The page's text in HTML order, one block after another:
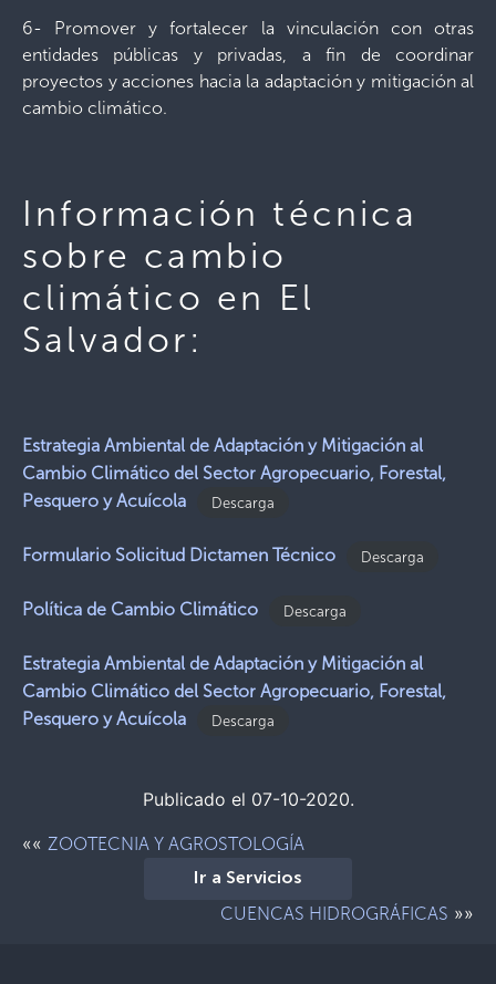
6- Promover y fortalecer la vinculación con otras
entidades públicas y privadas, a fin de coordinar
proyectos y acciones hacia la adaptación y mitigación al
cambio climático.
Información técnica
sobre cambio
climático en El
Salvador:
Estrategia Ambiental de Adaptación y Mitigación al
Cambio Climático del Sector Agropecuario, Forestal,
Pesquero y Acuícola
Descarga
Formulario Solicitud Dictamen Técnico Descarga
Política de Cambio Climático Descarga
Estrategia Ambiental de Adaptación y Mitigación al
Cambio Climático del Sector Agropecuario, Forestal,
Pesquero y Acuícola
Descarga
Publicado el 07-10-2020.
«« ZOOTECNIA Y AGROSTOLOGÍA
Ir a Servicios
CUENCAS HIDROGRÁFICAS »»